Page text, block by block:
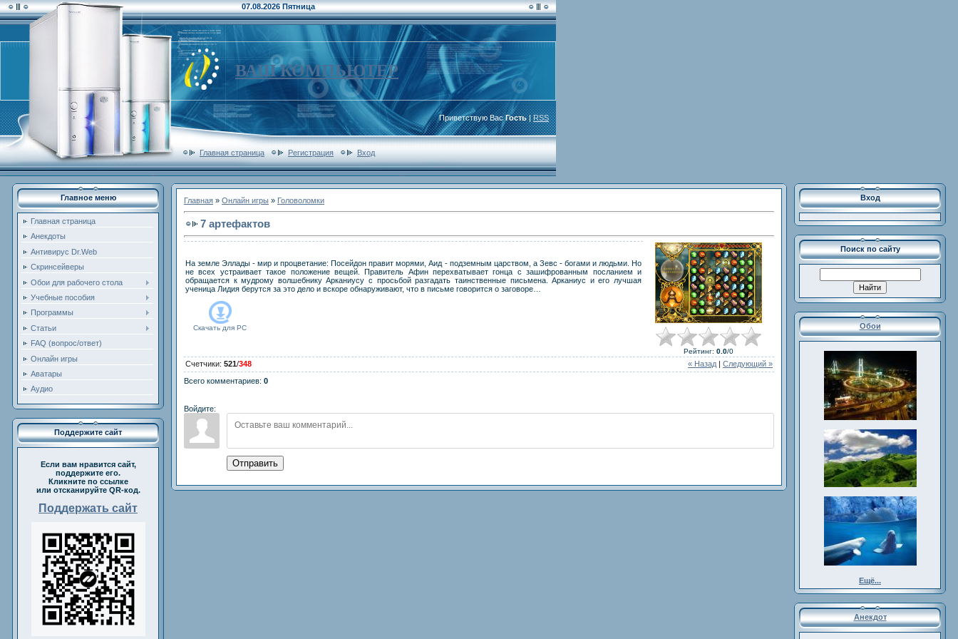
07.08.2026 Пятница
ВАШ КОМПЬЮТЕР
Приветствую ВасГость|RSS
Главная страница Регистрация Вход
Главное меню
Главная страница
Анекдоты
Антивирус Dr.Web
Скринсейверы
Обои для рабочего стола
Учебные пособия
Программы
Статьи
FAQ (вопрос/ответ)
Онлайн игры
Аватары
Аудио
Поддержите сайт
Если вам нравится сайт,
поддержите его.
Кликните по ссылке
или отсканируйте QR-код.
Поддержать сайт
Главная » Онлайн игры » Головоломки
7 артефактов
На земле Эллады - мир и процветание: Посейдон правит морями, Аид - подземным царством, а Зевс - богами и людьми. Но
не всех устраивает такое положение вещей. Правитель Афин перехватывает гонца с зашифрованным посланием и
обращается к мудрому волшебнику Арканиусу с просьбой разгадать таинственные письмена. Арканиус и его лучшая
ученица Лидия берутся за это дело и вскоре обнаруживают, что в письме говорится о заговоре…
Скачать для PC
Рейтинг: 0.0/0
« Назад Следующий »
Счетчики: 521/348
Всего комментариев: 0
Войдите:
Отправить
Вход
Поиск по сайту
Обои
Ещё...
Анекдот